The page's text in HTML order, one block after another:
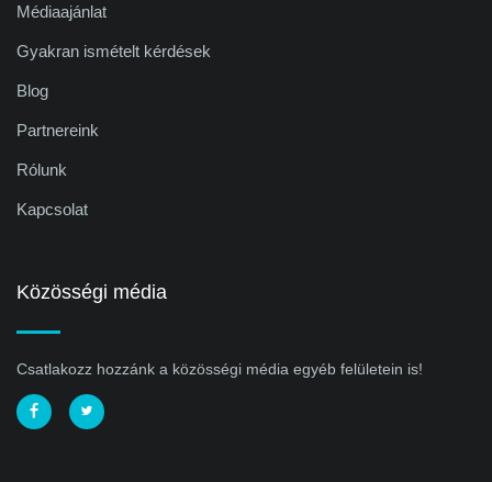
Médiaajánlat
Gyakran ismételt kérdések
Blog
Partnereink
Rólunk
Kapcsolat
Közösségi média
Csatlakozz hozzánk a közösségi média egyéb felületein is!